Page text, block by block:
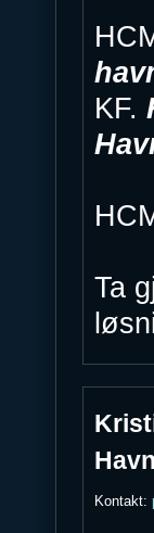
KF.
Ta
Kontakt: